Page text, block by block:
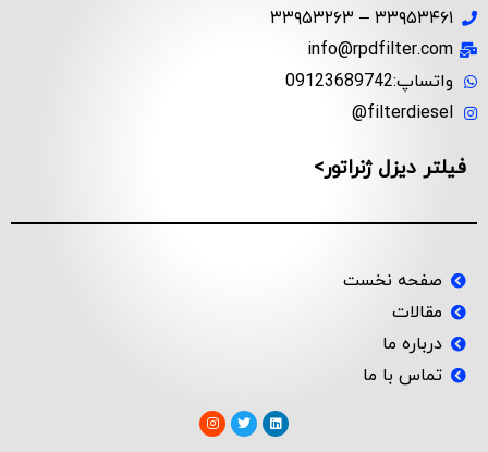
۳۳۹۵۳۴۶۱ – ۳۳۹۵۳۲۶۳
info@rpdfilter.com
واتساپ:09123689742
filterdiesel@
فیلتر دیزل ژنراتور>
صفحه نخست
مقالات
درباره ما
تماس با ما